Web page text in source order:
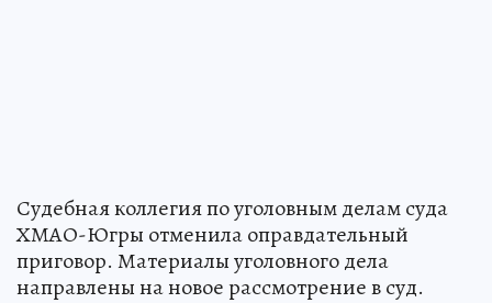
Судебная коллегия по уголовным делам суда
ХМАО-Югры отменила оправдательный
приговор. Материалы уголовного дела
направлены на новое рассмотрение в суд.